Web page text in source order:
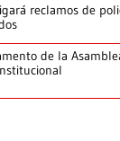
reclamos de
de la